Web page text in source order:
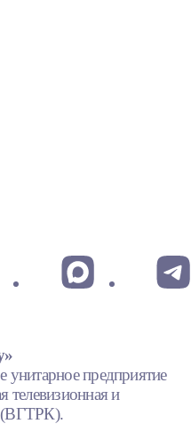
унитарное предприятие
телевизионная и
(ВГТРК).